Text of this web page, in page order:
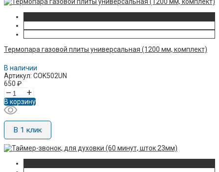
Термопара газовой плиты универсальная (1200 мм, комплект)
В наличии
Артикул: COK502UN
650 ₽
– +
В корзину
В 1 клик